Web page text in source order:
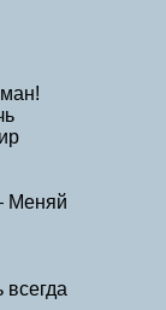
Меняй